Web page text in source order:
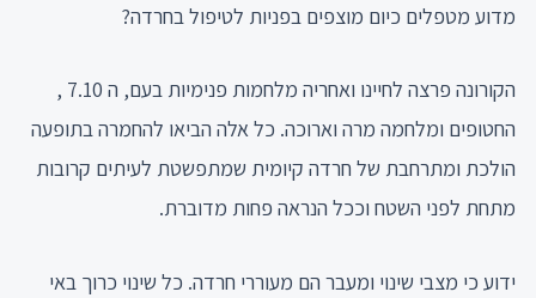
מדוע מטפלים כיום מוצפים בפניות לטיפול בחרדה?
הקורונה פרצה לחיינו ואחריה מלחמות פנימיות בעם, ה 7.10 ,
החטופים ומלחמה מרה וארוכה. כל אלה הביאו להחמרה בתופעה
הולכת ומתרחבת של חרדה קיומית שמתפשטת לעיתים קרובות
מתחת לפני השטח וככל הנראה פחות מדוברת.
ידוע כי מצבי שינוי ומעבר הם מעוררי חרדה. כל שינוי כרוך באי